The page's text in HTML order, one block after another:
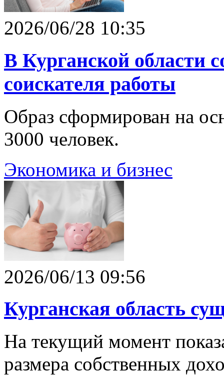
2026/06/28 10:35
В Курганской области
соискателя работы
Образ сформирован на
3000 человек.
Экономика и бизнес
2026/06/13 09:56
Курганская область
На текущий момент
размера собственных